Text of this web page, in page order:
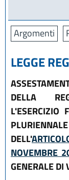
Argomenti
LEGGE
DELLA
DELL'
NOVEMBRE
GENERALE DI